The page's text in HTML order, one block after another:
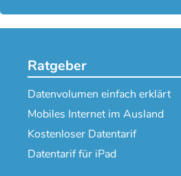
Ratgeber
Datenvolumen einfach erklärt
Mobiles Internet im Ausland
Kostenloser Datentarif
Datentarif für iPad